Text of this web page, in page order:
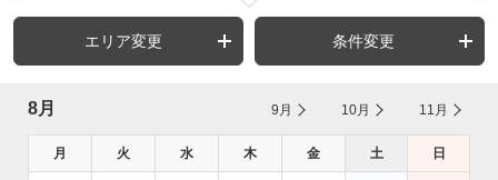
エリア変更 条件変更
8月 9月 10月 11月
月 火 水 木 金 土 日